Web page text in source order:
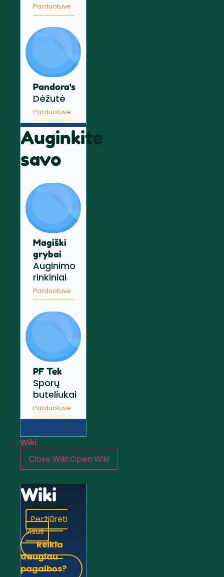
Parduotuvė
Pandora's
Dėžutė
Parduotuvė
Auginkite
savo
Magiški
grybai
Auginimo
rinkiniai
Parduotuvė
PF Tek
Sporų
buteliukai
Parduotuvė
Wiki
Close WikiOpen Wiki
Wiki
Peržiūrėti
visus
Reikia
daugiau
pagalbos?